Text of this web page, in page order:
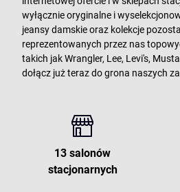
wyłącznie oryginalne i
jeansy damskie oraz kolekcje
reprezentowanych przez nas
takich jak Wrangler, Lee, Levi's,
dołącz już teraz do grona naszych
13 salonów
stacjonarnych